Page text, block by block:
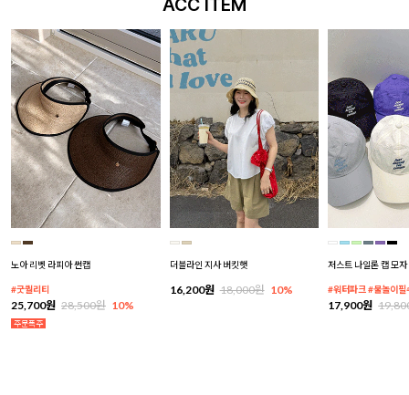
ACC ITEM
노아 리벳 라피아 썬캡
#굿퀄리티
25,700원 28,500원 10%
더블라인 지사 버킷햇
16,200원 18,000원 10%
저스트 나일론 캡 모자
#워터파크 #물놀이필
17,900원